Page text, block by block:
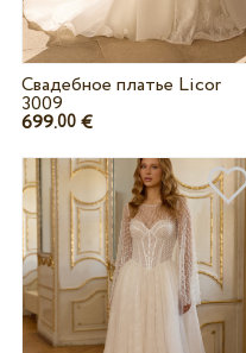
Свадебное платье Licor
3009
699.00€